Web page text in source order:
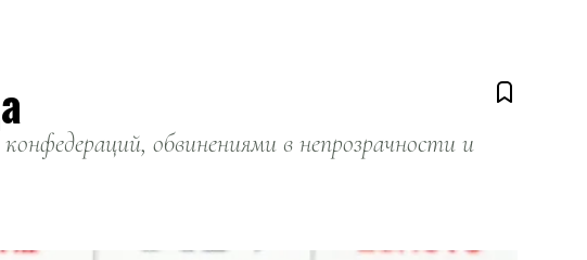
обвинениями в непрозрачности и